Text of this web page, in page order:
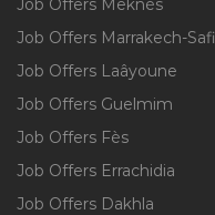
Job Offers Meknès
Job Offers Marrakech-Safi
Job Offers Laâyoune
Job Offers Guelmim
Job Offers Fès
Job Offers Errachidia
Job Offers Dakhla